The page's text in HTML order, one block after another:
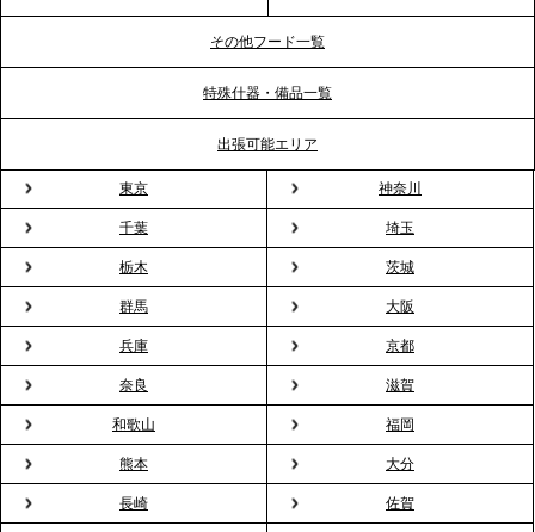
ビス提供体制を強化し、質の高い「場づくり」をサ
TBS「Nスタ」で、2ndTable「1DISH」の花見オー
ドブルが紹介されました
2026.3.23
プレスリリースのご案内｜入社式の“そのまま懇親
会”が企業で広がる。 新入社員の交流を支える『オフ
ィスケータリング』という新しい活用法
2026.3.20
NHK「ニュースウオッチ9」で、2ndTable「室内花
見」が紹介されました
2026.3.16
その他フード一覧
特殊什器・備品一覧
出張可能エリア
東京 神奈川
千葉 埼玉
栃木 茨城
群馬 大阪
兵庫 京都
奈良 滋賀
和歌山 福岡
熊本 大分
長崎 佐賀